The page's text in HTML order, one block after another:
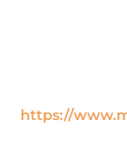
https://